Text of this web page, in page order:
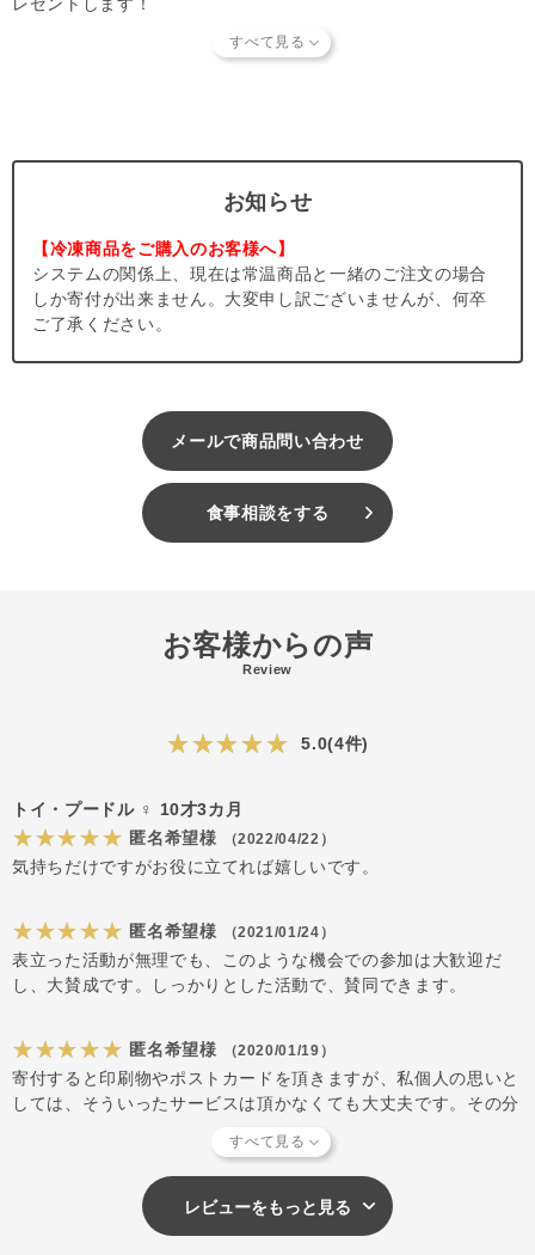
いただけます。）
レゼントします！
たくさんシェアしましょう！
寄付内訳やお届けした商品、保護団体からメッセージなどは、
東京都世田谷を中心に活動している保護団体です。東京都・平
塚・茨城・埼玉の動物愛護センターに収容された犬や、個人放棄
の犬、パピーミルから保護した犬たちを引き取り、預かりボラン
お知らせ
【冷凍商品をご購入のお客様へ】
システムの関係上、現在は常温商品と一緒のご注文の場合
しか寄付が出来ません。大変申し訳ございませんが、何卒
ご了承ください。
メールで商品問い合わせ
食事相談をする
お客様からの声
Review
★★★★★ 5.0(4件)
トイ・プードル ♀ 10才3カ月
★★★★★ 匿名希望様 （2022/04/22）
気持ちだけですがお役に立てれば嬉しいです。
★★★★★ 匿名希望様 （2021/01/24）
表立った活動が無理でも、このような機会での参加は大歓迎だ
し、大賛成です。しっかりとした活動で、賛同できます。
★★★★★ 匿名希望様 （2020/01/19）
寄付すると印刷物やポストカードを頂きますが、私個人の思いと
しては、そういったサービスは頂かなくても大丈夫です。その分
レビューをもっと見る